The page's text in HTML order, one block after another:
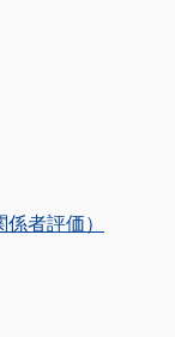
者評価）